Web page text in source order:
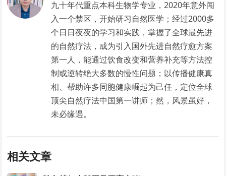
九十年代重点本科生物学专业，2020年意外闯
入一个禁区，开始研习自然医学；经过2000多
个日日夜夜的学习和实践，掌握了全球最先进
的自然疗法，成为引入国外先进自然疗愈方案
第一人，能通过饮食改变和营养补充等方法控
制或逆转绝大多数的慢性问题；以传播健康真
相、帮助许多同胞健康崛起为己任，定位全球
顶尖自然疗法中国第一讲师；然，风景虽好，
未必缘遇。
相关文章